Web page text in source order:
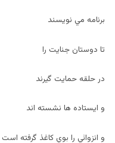
برنامه مي نويسند
تا دوستان جنايت را
در حلقه حمايت گيرند
و ايستاده ها نشسته اند
و انزوائي را بوي کاغذ گرفته است